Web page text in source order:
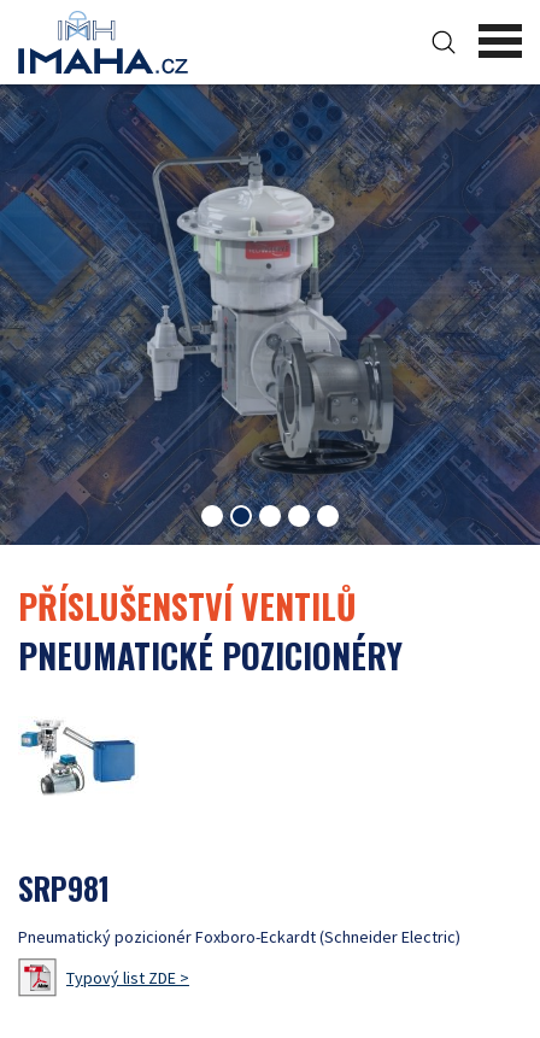
PŘÍSLUŠENSTVÍ VENTILŮ
PNEUMATICKÉ POZICIONÉRY
SRP981
Pneumatický pozicionér Foxboro-Eckardt (Schneider Electric)
Typový list ZDE >